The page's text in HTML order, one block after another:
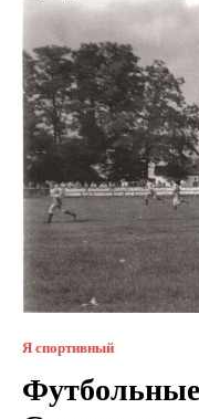
Я спортивный